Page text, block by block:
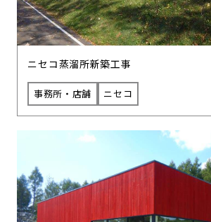
ニセコ蒸溜所新築工事
事務所・店舗 ニセコ